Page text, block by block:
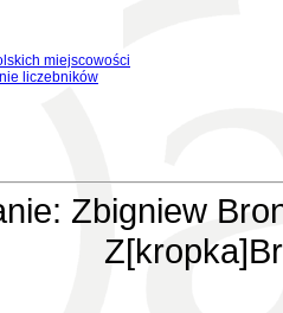
miejscowości
liczebników
Zbigniew